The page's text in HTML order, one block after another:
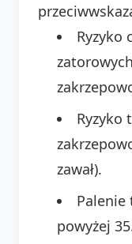
Ryzyko
Ryzyko
zawał).
Palenie
powyżej